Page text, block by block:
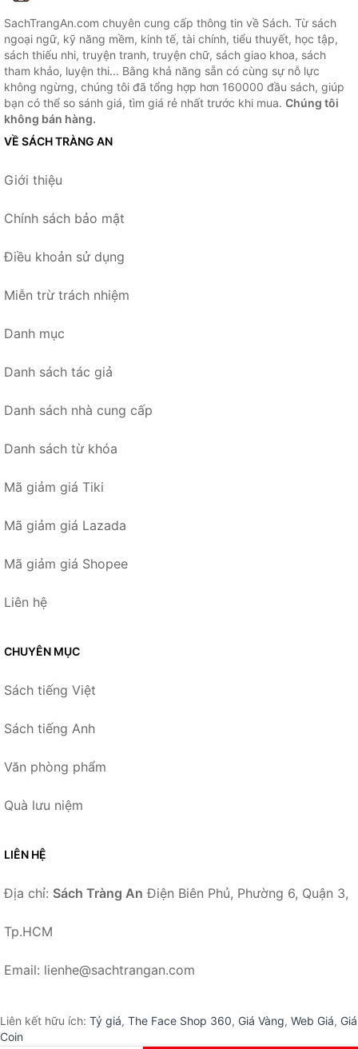
SachTrangAn.com chuyên cung cấp thông tin về Sách. Từ sách
ngoại ngữ, kỹ năng mềm, kinh tế, tài chính, tiểu thuyết, học tập,
sách thiếu nhi, truyện tranh, truyện chữ, sách giao khoa, sách
tham khảo, luyện thi... Bằng khả năng sẵn có cùng sự nỗ lực
không ngừng, chúng tôi đã tổng hợp hơn 160000 đầu sách, giúp
bạn có thể so sánh giá, tìm giá rẻ nhất trước khi mua. Chúng tôi
không bán hàng.
VỀ SÁCH TRÀNG AN
Giới thiệu
Chính sách bảo mật
Điều khoản sử dụng
Miễn trừ trách nhiệm
Danh mục
Danh sách tác giả
Danh sách nhà cung cấp
Danh sách từ khóa
Mã giảm giá Tiki
Mã giảm giá Lazada
Mã giảm giá Shopee
Liên hệ
CHUYÊN MỤC
Sách tiếng Việt
Sách tiếng Anh
Văn phòng phẩm
Quà lưu niệm
LIÊN HỆ
Địa chỉ: Sách Tràng An Điện Biên Phủ, Phường 6, Quận 3,
Tp.HCM
Email: lienhe@sachtrangan.com
Liên kết hữu ích: Tỷ giá, The Face Shop 360, Giá Vàng, Web Giá, Giá
Coin